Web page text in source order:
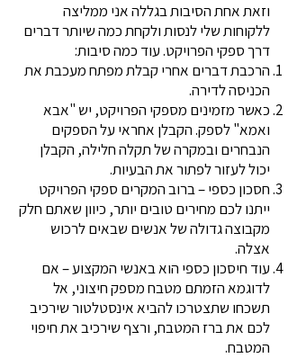
וזאת אחת הסיבות בגללה אני ממליצה
ללקוחות שלי לנסות ולקחת כמה שיותר דברים
דרך ספקי הפרויקט. עוד כמה סיבות:
הרכבת דברים אחרי קבלת מפתח מעכבת את
הכניסה לדירה.
כאשר מזמינים מספקי הפרויקט, יש "אבא
ואמא" לספק. הקבלן אחראי על הספקים
הנבחרים ובמקרה של תקלה חלילה, הקבלן
יכול לעזור לפתור את הבעיות.
חסכון כספי – ברוב המקרים ספקי הפרויקט
ייתנו לכם מחירים טובים יותר, כיוון שאתם חלק
מקבוצה גדולה של אנשים שבאים לרכוש
אצלה.
עוד חיסכון כספי הוא באנשי המקצוע – אם
לדוגמא הזמתם מטבח מספק חיצוני, אל
תשכחו שתצטרכו להביא אינסטלטור שירכיב
לכם את ברז המטבח, ורצף שירכיב את חיפוי
המטבח.